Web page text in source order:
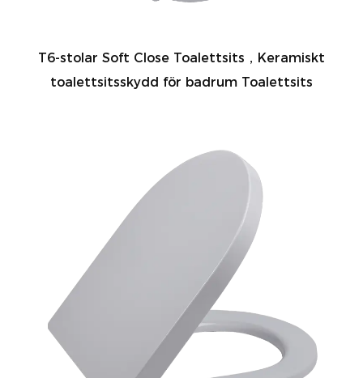
T6-stolar Soft Close Toalettsits，Keramiskt
toalettsitsskydd för badrum Toalettsits